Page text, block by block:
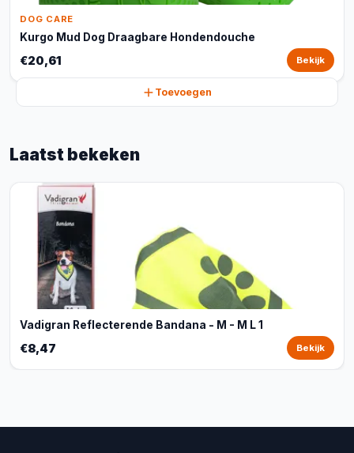
DOG CARE
Kurgo Mud Dog Draagbare Hondendouche
€20,61 Bekijk
Toevoegen
Laatst bekeken
Vadigran Reflecterende Bandana - M - M L 1
€8,47 Bekijk